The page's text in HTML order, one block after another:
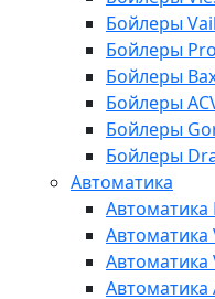
Бойлеры
Бойлеры
Бойлеры
Бойлеры
Бойлеры
Бойлеры
Автоматика
Автоматика
Автоматика
Автоматика
Автоматика